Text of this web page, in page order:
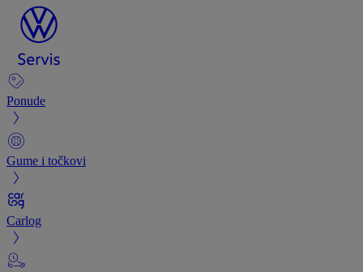
Ponude
Gume i točkovi
Carlog